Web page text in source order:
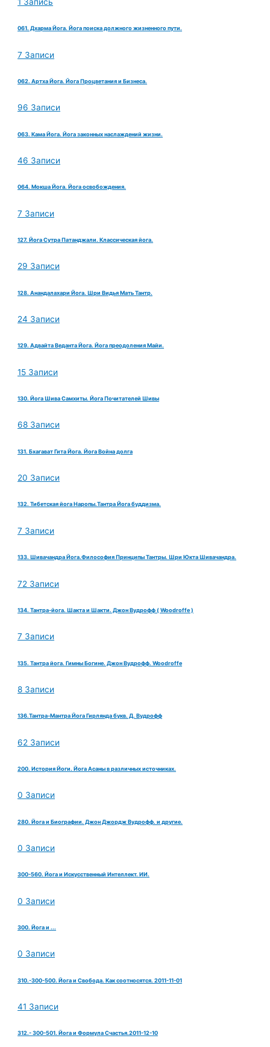
061. Дхарма Йога. Йога поиска должного жизненного пути.
7 Записи
062. Артха Йога. Йога Процветания и Бизнеса.
96 Записи
063. Кама Йога. Йога законных наслаждений жизни.
46 Записи
064. Мокша Йога. Йога освобождения.
7 Записи
127. Йога Сутра Патанджали. Классическая йога.
29 Записи
128. Анандалахари Йога. Шри Видья Мать Тантр.
24 Записи
129. Адвайта Веданта Йога. Йога преодоления Майи.
15 Записи
130. Йога Шива Самхиты. Йога Почитателей Шивы
68 Записи
131. Бхагават Гита Йога. Йога Война долга
20 Записи
132. Тибетская йога Наропы.Тантра Йога буддизма.
7 Записи
133. Шивачандра Йога.Философия Принципы Тантры. Шри Юкта Шивачандра.
72 Записи
134. Тантра-йога. Шакта и Шакти. Джон Вудрофф ( Woodroffe )
7 Записи
135. Тантра йога. Гимны Богине. Джон Вудрофф. Woodroffe
8 Записи
136.Тантра-Мантра Йога Гирлянда букв. Д. Вудрофф
62 Записи
200. История Йоги. Йога Асаны в различных источниках.
0 Записи
280. Йога и Биографии. Джон Джордж Вудрофф. и другие.
0 Записи
300-560. Йога и Искусственный Интеллект. ИИ.
0 Записи
300. Йога и ...
0 Записи
310.-300-500. Йога и Свобода. Как соотносятся. 2011-11-01
41 Записи
312.- 300-501. Йога и Формула Счастья.2011-12-10